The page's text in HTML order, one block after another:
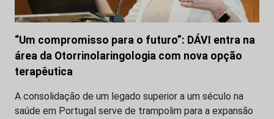
“Um compromisso para o futuro”: DÁVI entra na
área da Otorrinolaringologia com nova opção
terapêutica
A consolidação de um legado superior a um século na
saúde em Portugal serve de trampolim para a expansão